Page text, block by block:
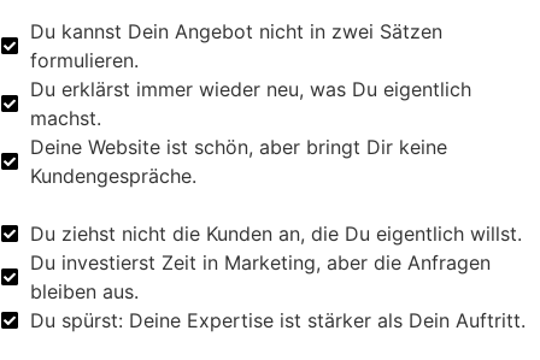
Du kannst Dein Angebot nicht in zwei Sätzen
formulieren.
Du erklärst immer wieder neu, was Du eigentlich
machst.
Deine Website ist schön, aber bringt Dir keine
Kundengespräche.
Du ziehst nicht die Kunden an, die Du eigentlich willst.
Du investierst Zeit in Marketing, aber die Anfragen
bleiben aus.
Du spürst: Deine Expertise ist stärker als Dein Auftritt.